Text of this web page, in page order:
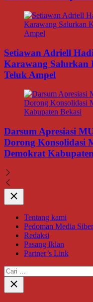
Setiawan Adriell
Karawang Salurkan
Teluk Ampel
Darsum Apresiasi
Dorong Konsolidasi
Demokrat
Close
Tentang kami
Pedoman Media Siber
Redaksi
Pasang Iklan
Partner’s Link
Cari
untuk:
Close
search